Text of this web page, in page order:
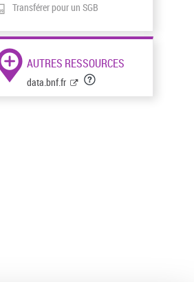
Transférer pour un SGB
AUTRES RESSOURCES
data.bnf.fr